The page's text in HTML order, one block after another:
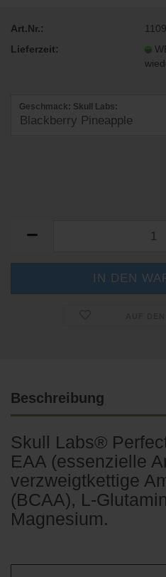
Art.Nr.:
1109
Lieferzeit:
Geschmack: Skull Labs:
Beschreibung
Skull Labs®
EAA (essenzielle
verzweigtkettige
(BCAA), L-
Magnesium.